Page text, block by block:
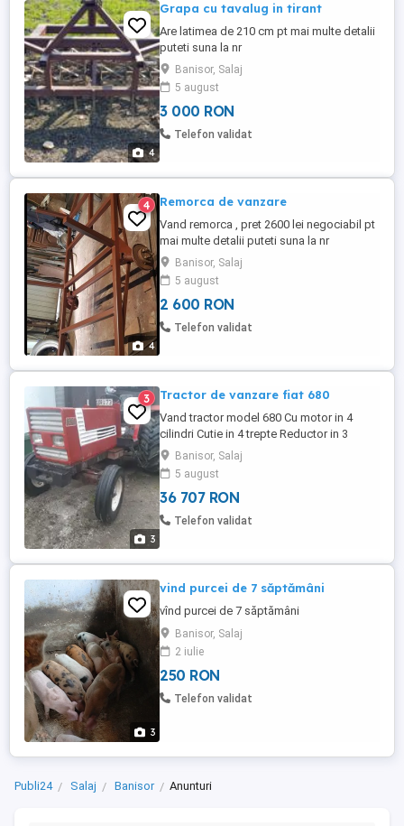
4
Grapa cu tavalug in tirant
Are latimea de 210 cm pt mai multe detalii
puteti suna la nr
Banisor, Salaj
5 august
3 000 RON
Telefon validat
4
4 Remorca de vanzare
Vand remorca , pret 2600 lei negociabil pt
mai multe detalii puteti suna la nr
Banisor, Salaj
5 august
2 600 RON
Telefon validat
3
3 Tractor de vanzare fiat 680
Vand tractor model 680 Cu motor in 4
cilindri Cutie in 4 trepte Reductor in 3
trepte Stare buna de functionare Pt mai
multe detalii sunati la nr
Banisor, Salaj
5 august
36 707 RON
Telefon validat
3
vind purcei de 7 săptămâni
vînd purcei de 7 săptămâni
Banisor, Salaj
2 iulie
250 RON
Telefon validat
Publi24 Salaj Banisor Anunturi